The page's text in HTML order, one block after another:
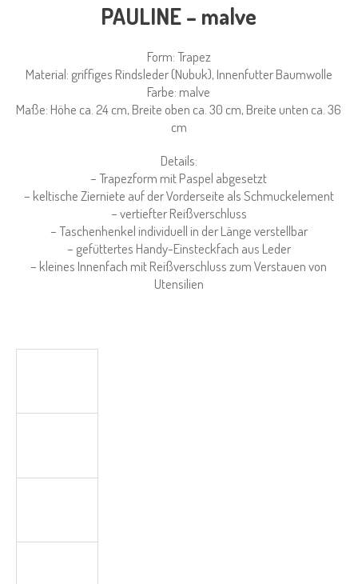
PAULINE – malve
Form: Trapez
Material: griffiges Rindsleder (Nubuk), Innenfutter Baumwolle
Farbe: malve
Maße: Höhe ca. 24 cm, Breite oben ca. 30 cm, Breite unten ca. 36
cm
Details:
– Trapezform mit Paspel abgesetzt
– keltische Zierniete auf der Vorderseite als Schmuckelement
– vertiefter Reißverschluss
– Taschenhenkel individuell in der Länge verstellbar
– gefüttertes Handy-Einsteckfach aus Leder
– kleines Innenfach mit Reißverschluss zum Verstauen von
Utensilien